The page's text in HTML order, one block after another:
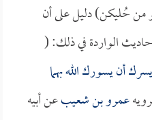
من حُليكن) دليل على أن
الواردة في ذلك: (
أن يسورك الله بهما
عمرو بن شعيبعن أبيه